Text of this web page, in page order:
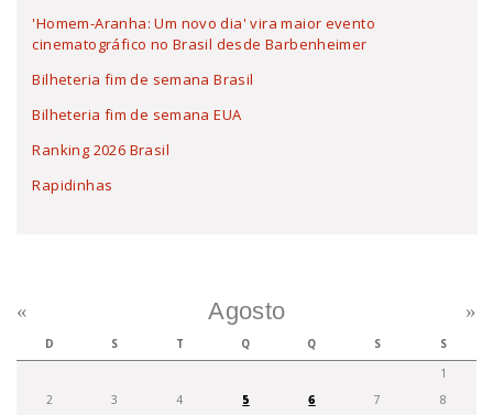
'Homem-Aranha: Um novo dia' vira maior evento
cinematográfico no Brasil desde Barbenheimer
Bilheteria fim de semana Brasil
Bilheteria fim de semana EUA
Ranking 2026 Brasil
Rapidinhas
Agosto
« »
D S T Q Q S
S
1
2
3 4 5 6 7
8